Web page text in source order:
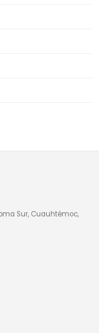
Sur, Cuauhtémoc,